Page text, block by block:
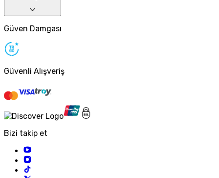
Güven Damgası
Güvenli Alışveriş
Bizi takip et